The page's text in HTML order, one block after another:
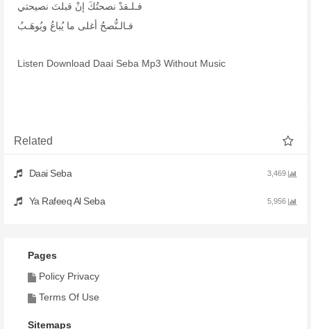
فـلـقدْ نصحتُكَ إنْ قبلتَ نصيحتي
فـالـنُّصحُ أغلى ما يُباعُ ويُوهَـبُ
Listen Download Daai Seba Mp3 Without Music
Related
Daai Seba 3,469
Ya Rafeeq Al Seba 5,956
Pages
Policy Privacy
Terms Of Use
Sitemaps